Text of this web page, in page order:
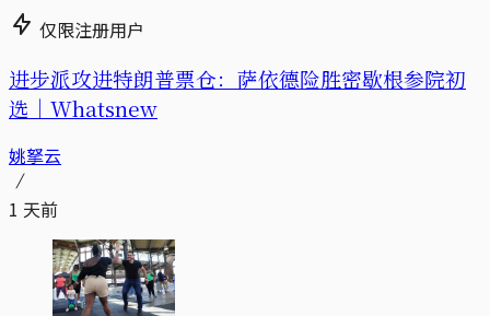
仅限注册用户
进步派攻进特朗普票仓：萨依德险胜密歇根参院初
选｜Whatsnew
姚拏云
1 天前